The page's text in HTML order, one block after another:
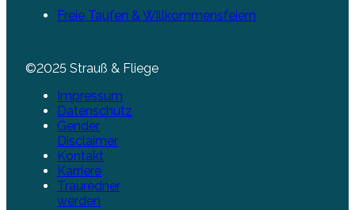
Freie Taufen & Willkommensfeiern
©2025 Strauß & Fliege
Impressum
Datenschutz
Gender
Disclaimer
Kontakt
Karriere
Trauredner
werden